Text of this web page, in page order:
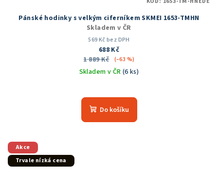
Pánské hodinky s velkým ciferníkem SKMEI 1653-TMHN
Skladem v ČR
569 Kč bez DPH
688 Kč
1 889 Kč
(–63 %)
Skladem v ČR (6 ks)
hodnocení
produktu
Do košíku
Akce
Trvale nízká cena